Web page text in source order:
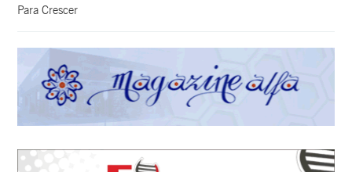
Para Crescer